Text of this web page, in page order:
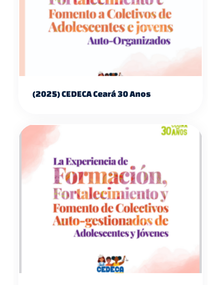
(2025) CEDECA Ceará 30 Anos